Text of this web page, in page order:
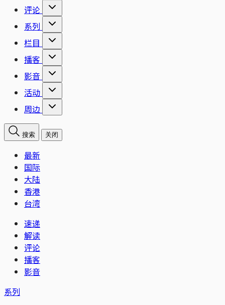
评论
系列
栏目
播客
影音
活动
周边
搜索 关闭
最新
国际
大陆
香港
台湾
速递
解读
评论
播客
影音
系列